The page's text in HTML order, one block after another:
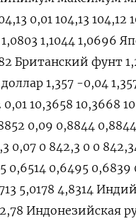
0,01 104,13 104,12
1,1044 1,0696
Британский фунт
1,357 -0,04
10,3658 10,3668
0,09 0,8844
0,07 0 842,3 0 0
0,6514 0,6495
5,0178 4,8314
Индонезийская